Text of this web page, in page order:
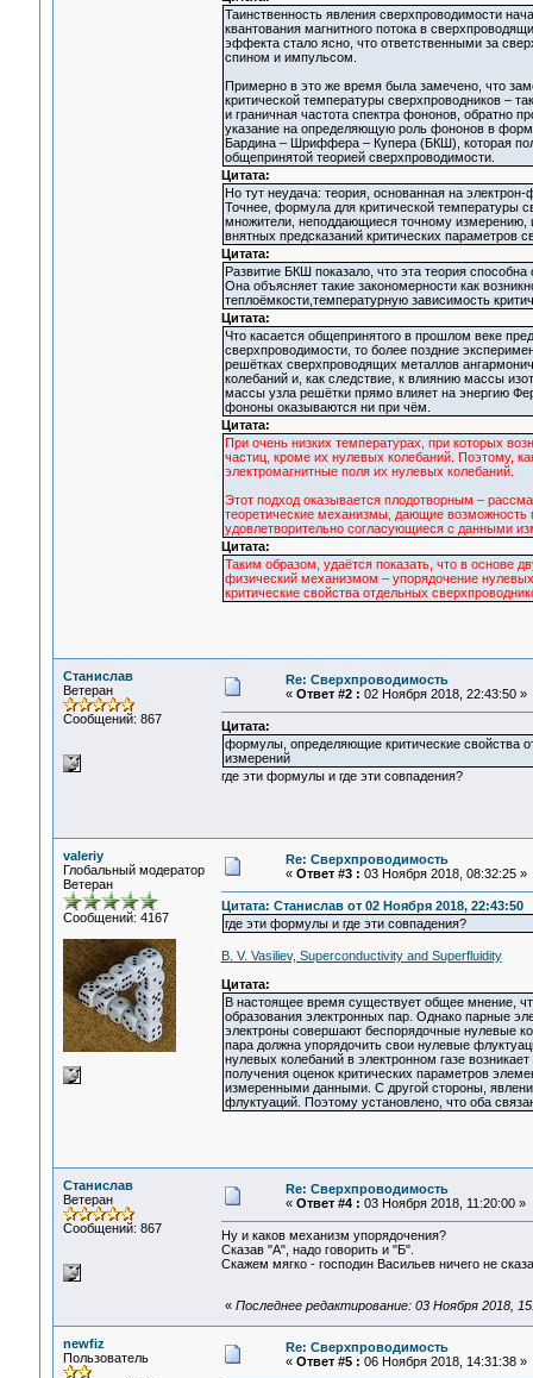
Таинственность явления сверхпроводимости
квантования магнитного потока в
эффекта стало ясно, что ответственными за
спином и импульсом.
Примерно в это же время была замечено, что
критической температуры сверхпроводников –
и граничная частота спектра фононов, обратно
указание на определяющую роль фононов в
Бардина – Шриффера – Купера (БКШ), которая
общепринятой теорией сверхпроводимости.
Цитата:
Но тут неудача: теория, основанная на
Точнее, формула для критической температуры
множители, неподдающиеся точному измерению,
внятных предсказаний критических параметров
Цитата:
Развитие БКШ показало, что эта теория
Она объясняет такие закономерности как
теплоёмкости,температурную зависимость
Цитата:
Что касается общепринятого в прошлом веке
сверхпроводимости, то более поздние
решётках сверхпроводящих металлов
колебаний и, как следствие, к влиянию массы
массы узла решётки прямо влияет на энергию
фононы оказываются ни при чём.
Цитата:
При очень низких температурах, при которых
частиц, кроме их нулевых колебаний. Поэтому,
электромагнитные поля их нулевых колебаний.
Этот подход оказывается плодотворным –
теоретические механизмы, дающие возможность
удовлетворительно согласующиеся с данными
Цитата:
Таким образом, удаётся показать, что в основе
физический механизмом – упорядочение
критические свойства отдельных
Станислав
Ветеран
Сообщений: 867
Re: Сверхпроводимость
« Ответ #2 : 02 Ноября 2018, 22:43:50 »
Цитата:
формулы, определяющие критические свойства
измерений
где эти формулы и где эти совпадения?
valeriy
Глобальный модератор
Ветеран
Сообщений: 4167
Re: Сверхпроводимость
« Ответ #3 : 03 Ноября 2018, 08:32:25 »
Цитата: Станислав от 02 Ноября 2018, 22:43:50
где эти формулы и где эти совпадения?
B. V. Vasiliev, Superconductivity and Superfluidity
Цитата:
В настоящее время существует общее мнение,
образования электронных пар. Однако парные
электроны совершают беспорядочные нулевые
пара должна упорядочить свои нулевые
нулевых колебаний в электронном газе
получения оценок критических параметров
измеренными данными. С другой стороны,
флуктуаций. Поэтому установлено, что оба
Станислав
Ветеран
Сообщений: 867
Re: Сверхпроводимость
« Ответ #4 : 03 Ноября 2018, 11:20:00 »
Ну и каков механизм упорядочения?
Сказав "А", надо говорить и "Б".
Скажем мягко - господин Васильев ничего не
« Последнее редактирование: 03 Ноября 2018,
newfiz
Пользователь
Re: Сверхпроводимость
« Ответ #5 : 06 Ноября 2018, 14:31:38 »